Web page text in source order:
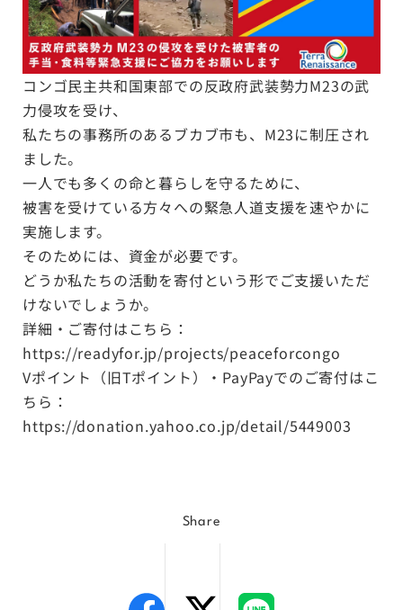
コンゴ民主共和国東部での反政府武装勢力M23の武
力侵攻を受け、
私たちの事務所のあるブカブ市も、M23に制圧され
ました。
一人でも多くの命と暮らしを守るために、
被害を受けている方々への緊急人道支援を速やかに
実施します。
そのためには、資金が必要です。
どうか私たちの活動を寄付という形でご支援いただ
けないでしょうか。
詳細・ご寄付はこちら：
https://readyfor.jp/projects/peaceforcongo
Vポイント（旧Tポイント）・PayPayでのご寄付はこ
ちら：
https://donation.yahoo.co.jp/detail/5449003
Share